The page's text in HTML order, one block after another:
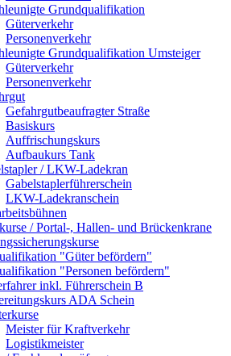
Grundqualifikation
Güterverkehr
Personenverkehr
Grundqualifikation Umsteiger
Güterverkehr
Personenverkehr
Gefahrgutbeaufragter Straße
Basiskurs
Auffrischungskurs
Aufbaukurs Tank
/ LKW-Ladekran
Gabelstaplerführerschein
LKW-Ladekranschein
/ Portal-, Hallen- und Brückenkrane
"Güter befördern"
"Personen befördern"
inkl. Führerschein B
ADA Schein
Meister für Kraftverkehr
Logistikmeister